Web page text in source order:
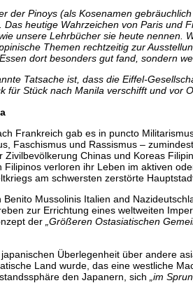
der Pinoys (als Kosenamen
Das heutige Wahrzeichen von Paris und
unsere Lehrbücher sie heute nennen.
Themen rechtzeitig zur
dort besonders gut fand, sondern
Tatsache ist, dass die Eiffel-
für Stück nach Manila verschifft und vor
Frankreich gab es in puncto
Faschismus und Rassismus –
Zivilbevölkerung Chinas und Koreas
Filipinos verloren ihr Leben im aktiven
am schwersten zerstörte
Mussolinis Italien and
zur Errichtung eines weltweiten
der„Größeren Ostasiatischen
Überlegenheit über andere
Land wurde, das eine westliche
den Japanern, sich
„im